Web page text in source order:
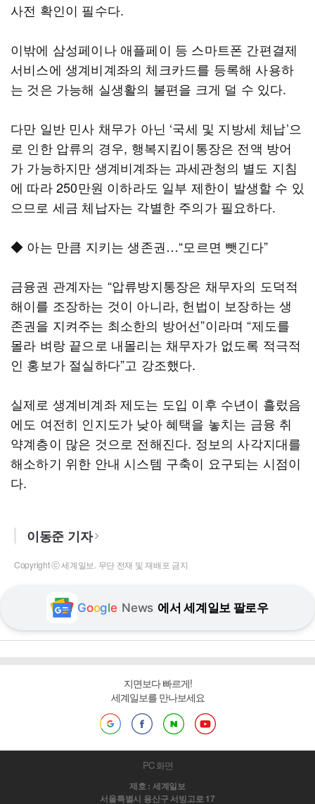
사전 확인이 필수다.
이밖에 삼성페이나 애플페이 등 스마트폰 간편결제
서비스에 생계비계좌의 체크카드를 등록해 사용하
는 것은 가능해 실생활의 불편을 크게 덜 수 있다.
다만 일반 민사 채무가 아닌 ‘국세 및 지방세 체납’으
로 인한 압류의 경우, 행복지킴이통장은 전액 방어
가 가능하지만 생계비계좌는 과세관청의 별도 지침
에 따라 250만원 이하라도 일부 제한이 발생할 수 있
으므로 세금 체납자는 각별한 주의가 필요하다.
◆ 아는 만큼 지키는 생존권…“모르면 뺏긴다”
금융권 관계자는 “압류방지통장은 채무자의 도덕적
해이를 조장하는 것이 아니라, 헌법이 보장하는 생
존권을 지켜주는 최소한의 방어선”이라며 “제도를
몰라 벼랑 끝으로 내몰리는 채무자가 없도록 적극적
인 홍보가 절실하다”고 강조했다.
실제로 생계비계좌 제도는 도입 이후 수년이 흘렀음
에도 여전히 인지도가 낮아 혜택을 놓치는 금융 취
약계층이 많은 것으로 전해진다. 정보의 사각지대를
해소하기 위한 안내 시스템 구축이 요구되는 시점이
다.
이동준 기자
Copyright ⓒ 세계일보. 무단 전재 및 재배포 금지
Google News 에서 세계일보 팔로우
지면보다 빠르게!
세계일보를 만나보세요
PC 화면
제호 : 세계일보
서울특별시 용산구 서빙고로 17